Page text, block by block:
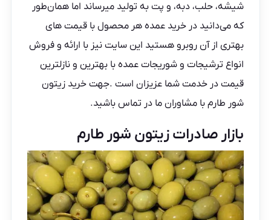
شیشه، حلب، دبه، و پت به تولید میرساند اما همان‌طور
که می‌دانید در خرید عمده هر محصول با قیمت های
بهتری از آن روبرو هستید این سایت نیز با ارائه و فروش
انواع ترشیجات و شوریجات عمده با بهترین و نازلترین
قیمت در خدمت شما عزیزان است .جهت خریدزیتون
شور طارم با مشاوران ما در تماس باشید.
بازار صادرات زیتون شور طارم